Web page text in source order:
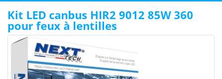
Kit LED canbus HIR2 9012 85W 360
pour feux à lentilles